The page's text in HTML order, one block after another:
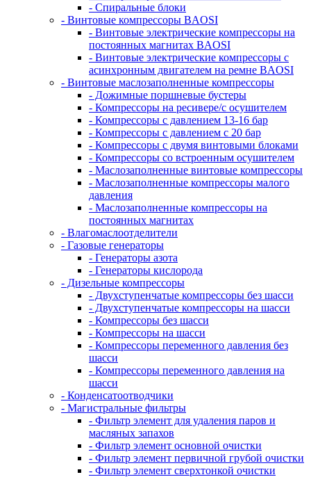
- Спиральные блоки
- Винтовые компрессоры BAOSI
- Винтовые электрические компрессоры на
постоянных магнитах BAOSI
- Винтовые электрические компрессоры с
асинхронным двигателем на ремне BAOSI
- Винтовые маслозаполненные компрессоры
- Дожимные поршневые бустеры
- Компрессоры на ресивере/с осушителем
- Компрессоры с давлением 13-16 бар
- Компрессоры с давлением с 20 бар
- Компрессоры с двумя винтовыми блоками
- Компрессоры со встроенным осушителем
- Маслозаполненные винтовые компрессоры
- Маслозаполненные компрессоры малого
давления
- Маслозаполненные компрессоры на
постоянных магнитах
- Влагомаслоотделители
- Газовые генераторы
- Генераторы азота
- Генераторы кислорода
- Дизельные компрессоры
- Двухступенчатые компрессоры без шасси
- Двухступенчатые компрессоры на шасси
- Компрессоры без шасси
- Компрессоры на шасси
- Компрессоры переменного давления без
шасси
- Компрессоры переменного давления на
шасси
- Конденсатоотводчики
- Магистральные фильтры
- Фильтр элемент для удаления паров и
масляных запахов
- Фильтр элемент основной очистки
- Фильтр элемент первичной грубой очистки
- Фильтр элемент сверхтонкой очистки